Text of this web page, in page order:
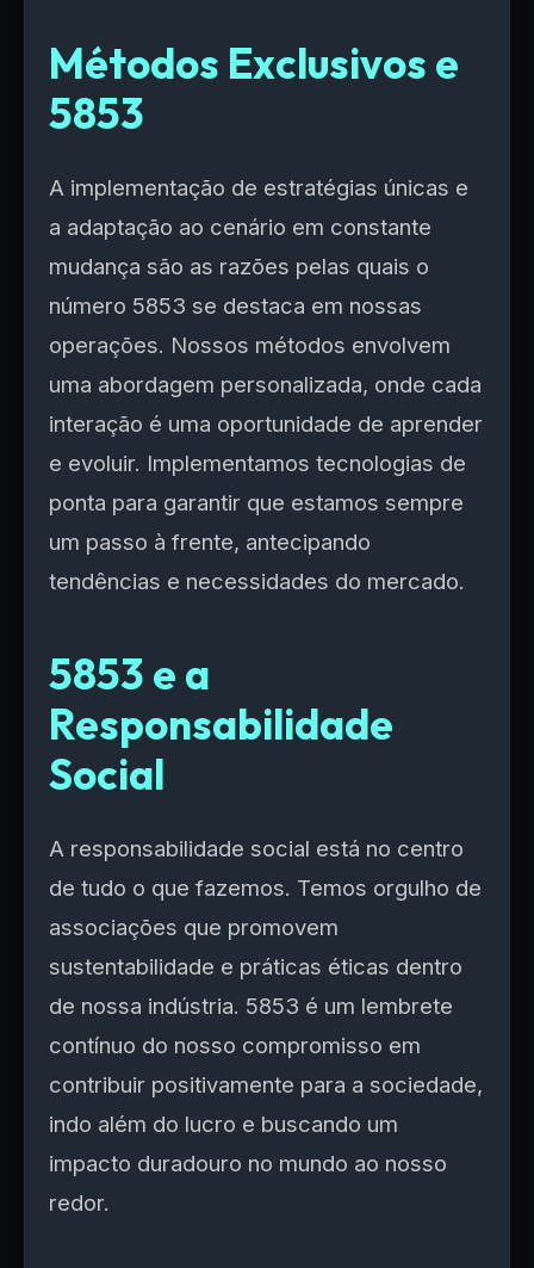
Métodos Exclusivos e
5853
A implementação de estratégias únicas e
a adaptação ao cenário em constante
mudança são as razões pelas quais o
número 5853 se destaca em nossas
operações. Nossos métodos envolvem
uma abordagem personalizada, onde cada
interação é uma oportunidade de aprender
e evoluir. Implementamos tecnologias de
ponta para garantir que estamos sempre
um passo à frente, antecipando
tendências e necessidades do mercado.
5853 e a
Responsabilidade
Social
A responsabilidade social está no centro
de tudo o que fazemos. Temos orgulho de
associações que promovem
sustentabilidade e práticas éticas dentro
de nossa indústria. 5853 é um lembrete
contínuo do nosso compromisso em
contribuir positivamente para a sociedade,
indo além do lucro e buscando um
impacto duradouro no mundo ao nosso
redor.